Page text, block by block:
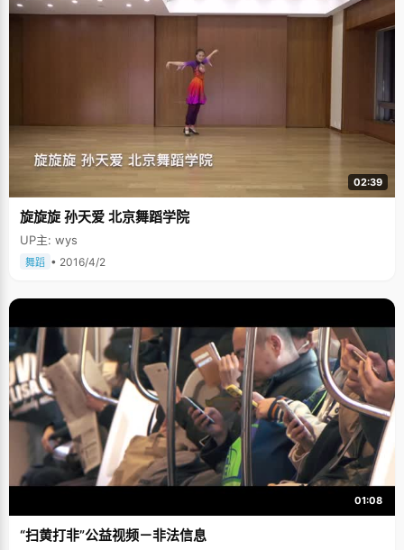
02:39
旋旋旋 孙天爱 北京舞蹈学院
UP主: wys
舞蹈 • 2016/4/2
01:08
“扫黄打非”公益视频－非法信息